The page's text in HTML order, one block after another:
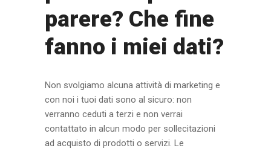
parere? Che fine
fanno i miei dati?
Non svolgiamo alcuna attività di marketing e
con noi i tuoi dati sono al sicuro: non
verranno ceduti a terzi e non verrai
contattato in alcun modo per sollecitazioni
ad acquisto di prodotti o servizi. Le